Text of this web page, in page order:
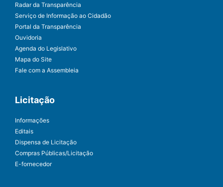
Radar da Transparência
Serviço de Informação ao Cidadão
Portal da Transparência
Ouvidoria
Agenda do Legislativo
Mapa do Site
Fale com a Assembleia
Licitação
Informações
Editais
Dispensa de Licitação
Compras Públicas/Licitação
E-fornecedor